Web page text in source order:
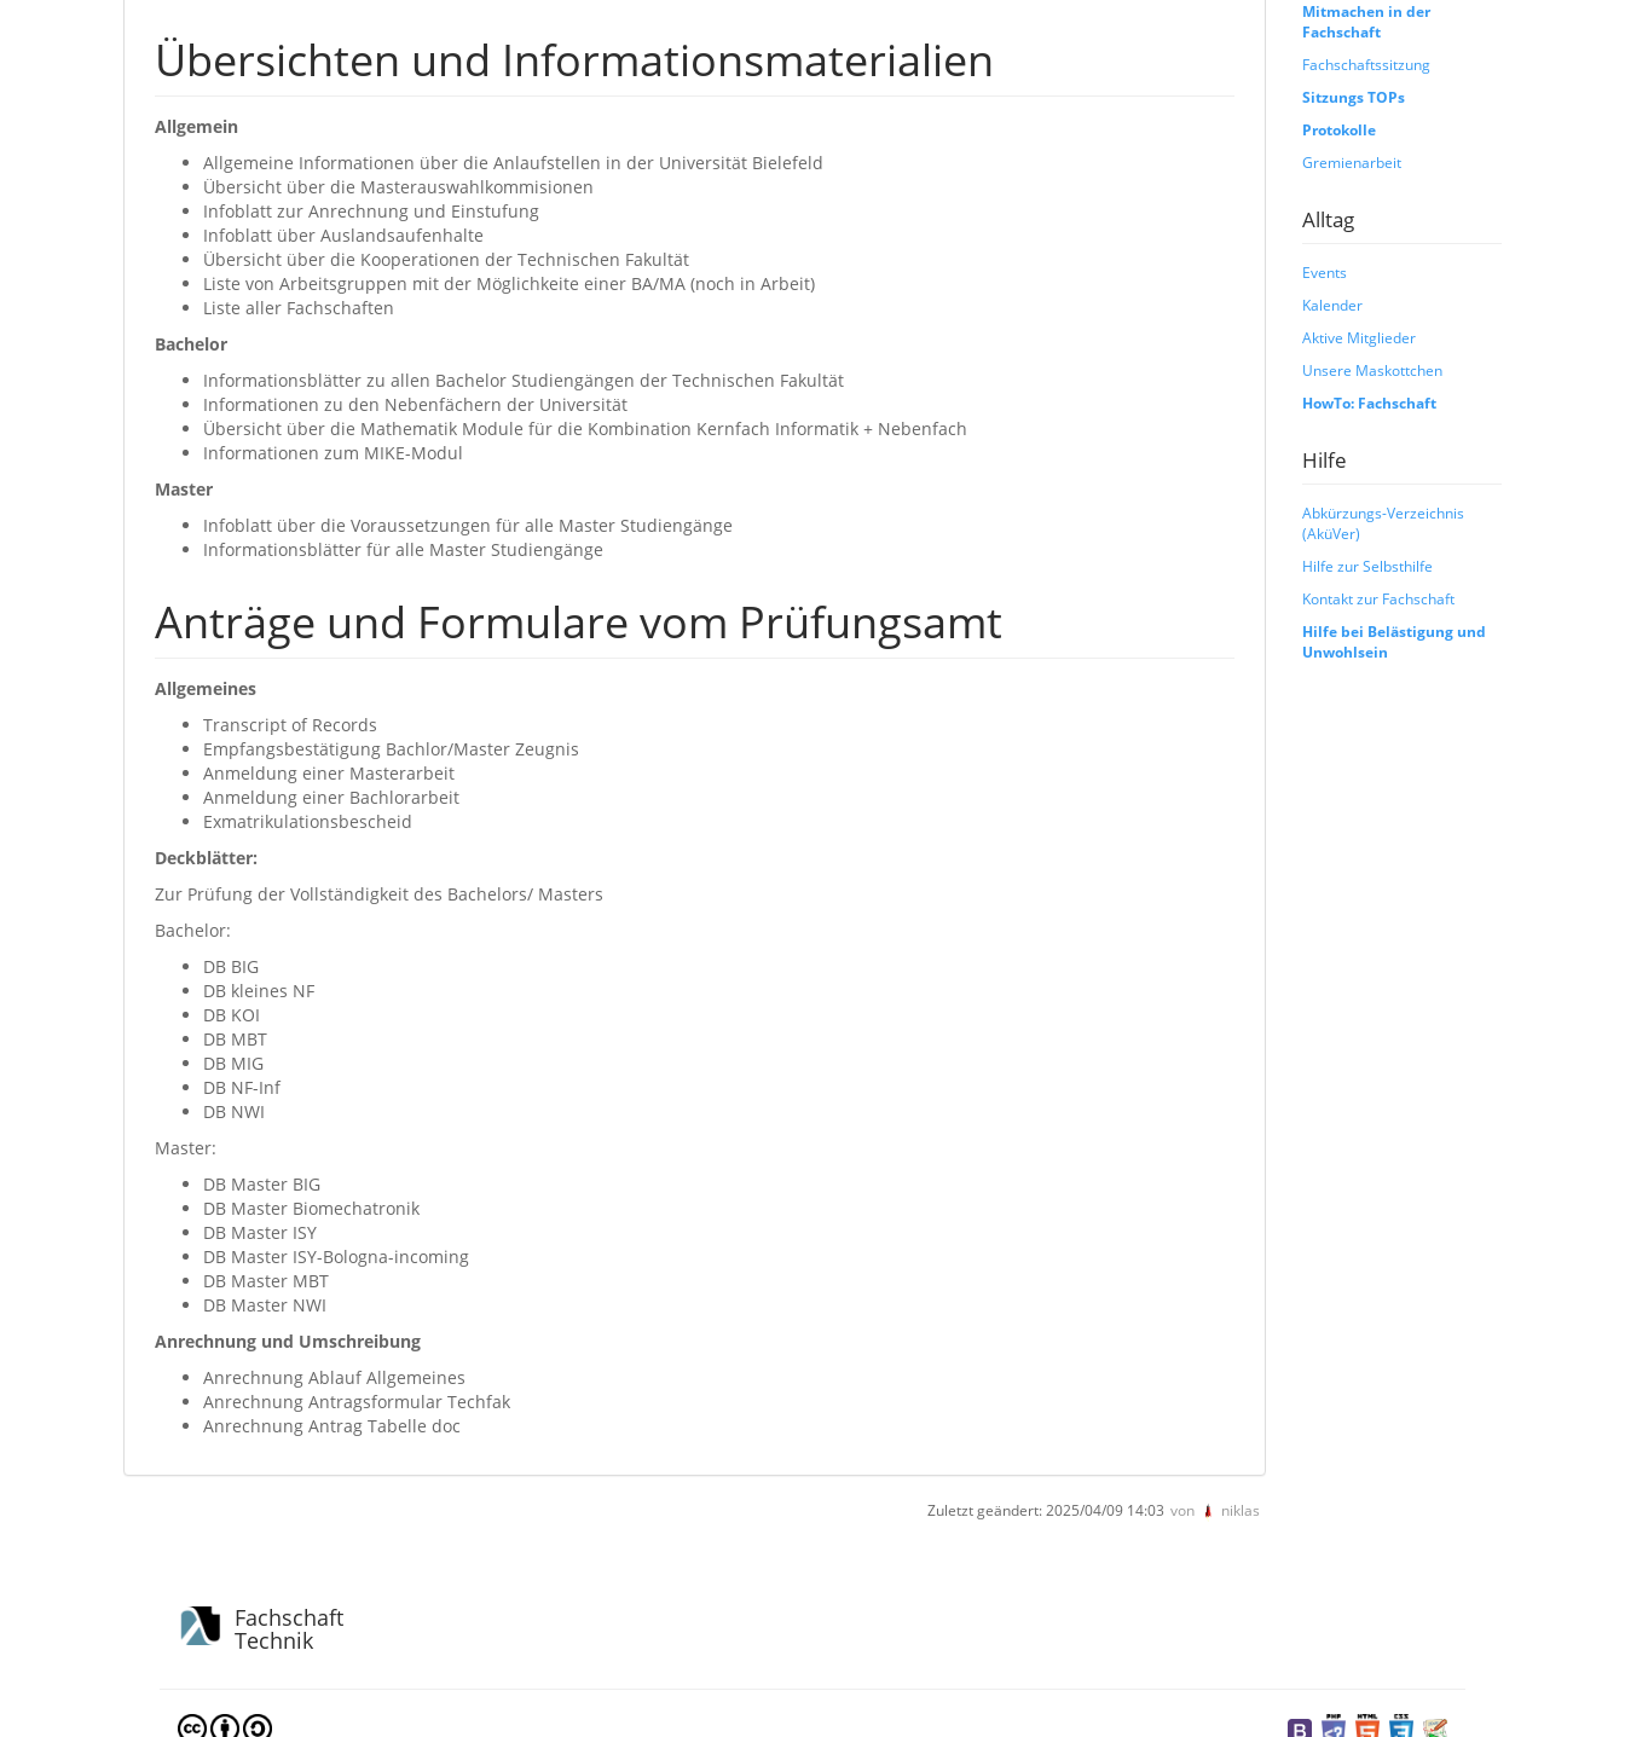
Übersichten und Informationsmaterialien
Allgemein
Allgemeine Informationen über die Anlaufstellen in der Universität Bielefeld
Übersicht über die Masterauswahlkommisionen
Infoblatt zur Anrechnung und Einstufung
Infoblatt über Auslandsaufenhalte
Übersicht über die Kooperationen der Technischen Fakultät
Liste von Arbeitsgruppen mit der Möglichkeite einer BA/MA (noch in Arbeit)
Liste aller Fachschaften
Bachelor
Informationsblätter zu allen Bachelor Studiengängen der Technischen Fakultät
Informationen zu den Nebenfächern der Universität
Übersicht über die Mathematik Module für die Kombination Kernfach Informatik + Nebenfach
Informationen zum MIKE-Modul
Master
Infoblatt über die Voraussetzungen für alle Master Studiengänge
Informationsblätter für alle Master Studiengänge
Anträge und Formulare vom Prüfungsamt
Allgemeines
Transcript of Records
Empfangsbestätigung Bachlor/Master Zeugnis
Anmeldung einer Masterarbeit
Anmeldung einer Bachlorarbeit
Exmatrikulationsbescheid
Deckblätter:
Zur Prüfung der Vollständigkeit des Bachelors/ Masters
Bachelor:
DB BIG
DB kleines NF
DB KOI
DB MBT
DB MIG
DB NF-Inf
DB NWI
Master:
DB Master BIG
DB Master Biomechatronik
DB Master ISY
DB Master ISY-Bologna-incoming
DB Master MBT
DB Master NWI
Anrechnung und Umschreibung
Anrechnung Ablauf Allgemeines
Anrechnung Antragsformular Techfak
Anrechnung Antrag Tabelle doc
Zuletzt geändert: 2025/04/09 14:03 von niklas
Mitmachen in der
Fachschaft
Fachschaftssitzung
Sitzungs TOPs
Protokolle
Gremienarbeit
Alltag
Events
Kalender
Aktive Mitglieder
Unsere Maskottchen
HowTo: Fachschaft
Hilfe
Abkürzungs-Verzeichnis
(AküVer)
Hilfe zur Selbsthilfe
Kontakt zur Fachschaft
Hilfe bei Belästigung und
Unwohlsein
Fachschaft
Technik